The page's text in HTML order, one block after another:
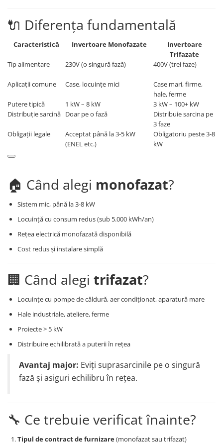
Cabluri speciale
Conductori flexibili cupru
Conductori rigizi cupru
Cabluri alarma
Cabluri boxe
Cabluri semnalizare incendiu
Cabluri semnalizare si control
ecranate
🔌 Diferența fundamentală
Caracteristică Invertoare Monofazate
Invertoare
Trifazate
Tip alimentare
230V (o singură fază) 400V (trei faze)
Aplicații comune Case, locuințe mici
Case mari, firme,
hale, ferme
Putere tipică
1 kW – 8 kW
3 kW – 100+ kW
Distribuție sarcină Doar pe o fază
Distribuie sarcina pe
3 faze
Obligații legale
Acceptat până la 3-5 kW
(ENEL etc.)
Obligatoriu peste 3-8
kW
🏠 Când alegi monofazat?
Sistem mic, până la 3-8 kW
Locuință cu consum redus (sub 5.000 kWh/an)
Rețea electrică monofazată disponibilă
Cost redus și instalare simplă
🏢 Când alegi trifazat?
Locuințe cu pompe de căldură, aer condiționat, aparatură mare
Hale industriale, ateliere, ferme
Proiecte > 5 kW
Distribuire echilibrată a puterii în rețea
Avantaj major: Eviți suprasarcinile pe o singură
fază și asiguri echilibru în rețea.
🔧 Ce trebuie verificat înainte?
Tipul de contract de furnizare(monofazat sau trifazat)